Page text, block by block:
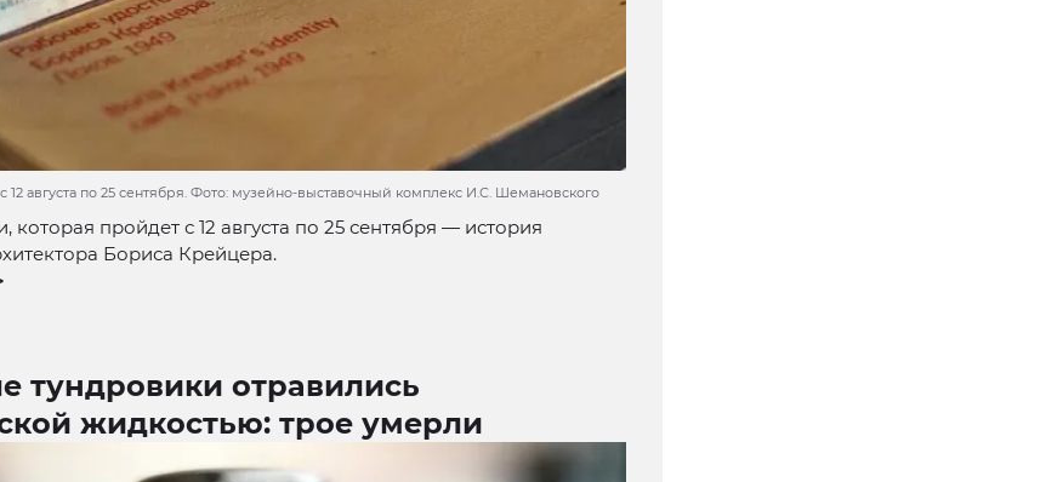
12 августа по 25 сентября. Фото: музейно-выставочный комплекс И.С. Шемановского
которая пройдет с 12 августа по 25 сентября — история
Бориса Крейцера.
тундровики отравились
жидкостью: трое умерли